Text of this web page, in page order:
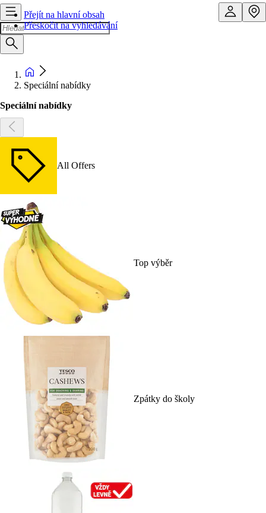
Přejít na hlavní obsah
Přeskočit na vyhledávání
Speciální nabídky
Speciální nabídky
All Offers
Top výběr
Zpátky do školy